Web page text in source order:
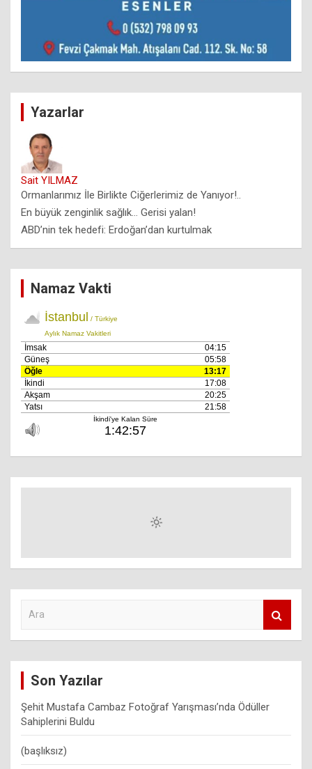
Yazarlar
Sait YILMAZ
Ormanlarımız İle Birlikte Ciğerlerimiz de Yanıyor!..
En büyük zenginlik sağlık… Gerisi yalan!
ABD’nin tek hedefi: Erdoğan’dan kurtulmak
Namaz Vakti
Son Yazılar
Şehit Mustafa Cambaz Fotoğraf Yarışması’nda Ödüller
Sahiplerini Buldu
(başlıksız)